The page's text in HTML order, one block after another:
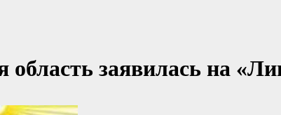
область заявилась на